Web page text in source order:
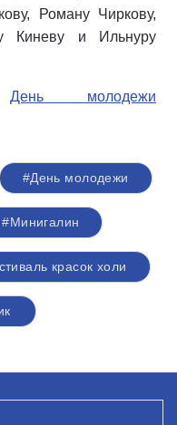
Роману Чиркову,
Киневу и Ильнуру
День молодежи
#День молодежи
#Минигалин
красок холи